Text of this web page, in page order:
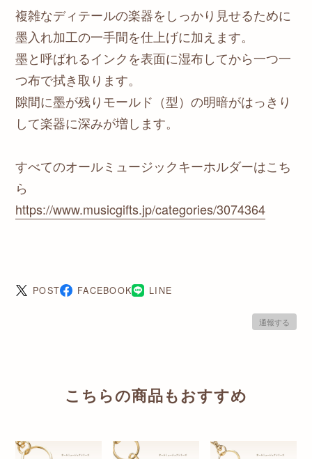
複雑なディテールの楽器をしっかり見せるために
墨入れ加工の一手間を仕上げに加えます。
墨と呼ばれるインクを表面に湿布してから一つ一
つ布で拭き取ります。
隙間に墨が残りモールド（型）の明暗がはっきり
して楽器に深みが増します。
すべてのオールミュージックキーホルダーはこち
ら
https://www.musicgifts.jp/categories/3074364
POST FACEBOOK LINE
通報する
こちらの商品もおすすめ